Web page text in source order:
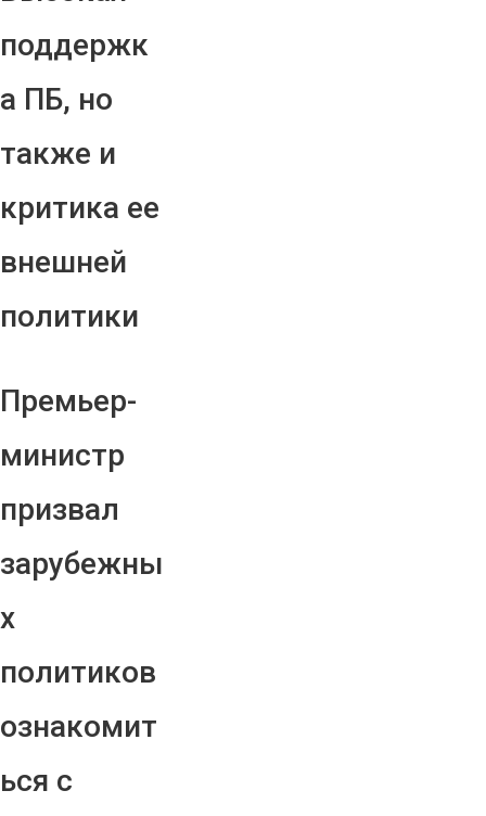
поддержк
а ПБ, но
также и
критика ее
внешней
политики
Премьер-
министр
призвал
зарубежны
х
политиков
ознакомит
ься с